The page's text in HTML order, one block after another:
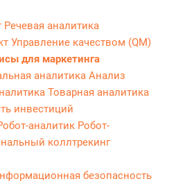
Речевая аналитика
Управление качеством (QM)
для маркетинга
аналитика Анализ
Товарная аналитика
инвестиций
аналитик Робот-
коллтрекинг
безопасность